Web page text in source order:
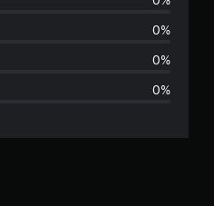
e
y
0%
0%
0%